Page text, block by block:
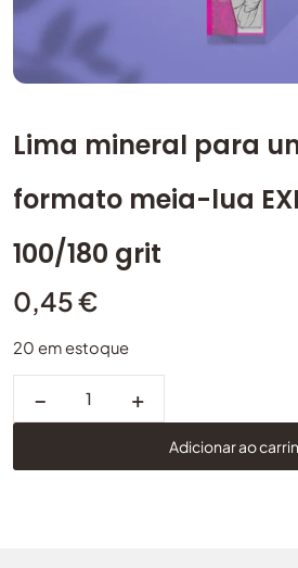
Lima mineral para
formato meia-lua
100/180 grit
0,45€
20 em estoque
− +
Adicionar ao